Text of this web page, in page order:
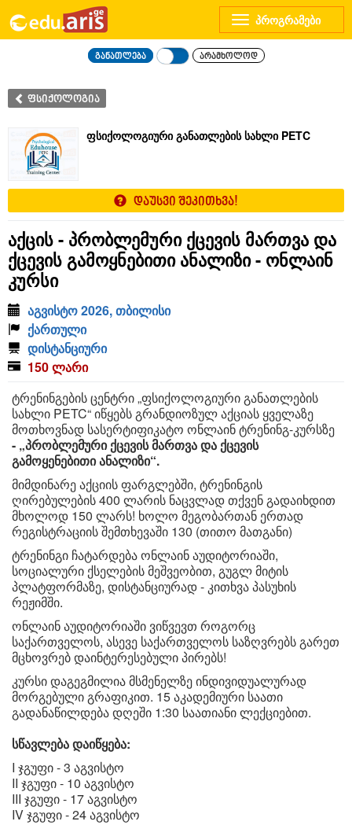
Toggle
navigation
განათლება არამხოლოდ
ფსიქოლოგია
ფსიქოლოგიური განათლების სახლი PETC
დაუსვი შეკითხვა!
აქცის - პრობლემური ქცევის მართვა და
ქცევის გამოყნებითი ანალიზი - ონლაინ
კურსი
აგვისტო 2026, თბილისი
ქართული
დისტანციური
150 ლარი
ტრენინგების ცენტრი „ფსიქოლოგიური განათლების
სახლი PETC“ იწყებს გრანდიოზულ აქციას ყველაზე
მოთხოვნად სასერტიფიკატო ონლაინ ტრენინგ-კურსზე
- „პრობლემური ქცევის მართვა და ქცევის
გამოყენებითი ანალიზი“.
მიმდინარე აქციის ფარგლებში, ტრენინგის
ღირებულების 400 ლარის ნაცვლად თქვენ გადაიხდით
მხოლოდ 150 ლარს! ხოლო მეგობართან ერთად
რეგისტრაციის შემთხევაში 130 (თითო მათგანი)
ტრენინგი ჩატარდება ონლაინ აუდიტორიაში,
სოციალური ქსელების მეშვეობით, გუგლ მიტის
პლატფორმაზე, დისტანციურად - კითხვა პასუხის
რეჟიმში.
ონლაინ აუდიტორიაში ვიწვევთ როგორც
საქართველოს, ასევე საქართველოს საზღვრებს გარეთ
მცხოვრებ დაინტერესებული პირებს!
კურსი დაგეგმილია მსმენელზე ინდივიდუალურად
მორგებული გრაფიკით. 15 აკადემიური საათი
გადანაწილდება დღეში 1:30 საათიანი ლექციებით.
სწავლება დაიწყება:
I ჯგუფი - 3 აგვისტო
II ჯგუფი - 10 აგვისტო
III ჯგუფი - 17 აგვისტო
IV ჯგუფი - 24 აგვისტო